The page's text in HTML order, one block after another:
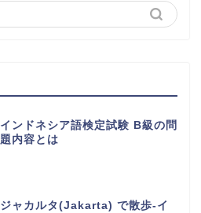
インドネシア語検定試験 B級の問
題内容とは
ジャカルタ(Jakarta) で散歩-イ